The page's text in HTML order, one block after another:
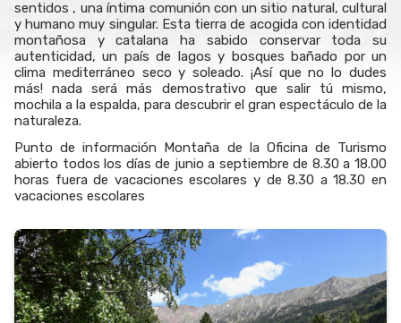
sentidos , una íntima comunión con un sitio natural, cultural
y humano muy singular. Esta tierra de acogida con identidad
montañosa y catalana ha sabido conservar toda su
autenticidad, un país de lagos y bosques bañado por un
clima mediterráneo seco y soleado. ¡Así que no lo dudes
más! nada será más demostrativo que salir tú mismo,
mochila a la espalda, para descubrir el gran espectáculo de la
naturaleza.
Punto de información Montaña de la Oficina de Turismo
abierto todos los días de junio a septiembre de 8.30 a 18.00
horas fuera de vacaciones escolares y de 8.30 a 18.30 en
vacaciones escolares